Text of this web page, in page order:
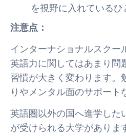
を視野に入れているひ
注意点：
インターナショナルスクー
英語力に関してはあまり問
習慣が大きく変わります。
りやメンタル面のサポート
英語圏以外の国へ進学した
が受けられる大学がありま